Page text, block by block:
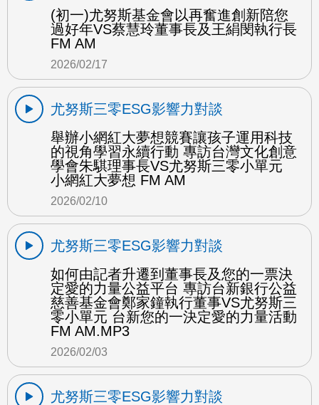
(初一)尤努斯基金會以再奮進創新陪您
過好年VS蔡慧玲董事長及王絹閔執行長
FM AM
2026/02/17
尤努斯三零ESG影響力對談
舉辦小網紅大夢想競賽讓孩子運用科技
的視角學習永續行動 專訪台灣文化創意
學會朱騏理事長VS尤努斯三零小單元
小網紅大夢想 FM AM
2026/02/10
尤努斯三零ESG影響力對談
如何由記者升遷到董事長及您的一票決
定愛的力量公益平台 專訪台新銀行公益
慈善基金會鄭家鐘執行董事VS尤努斯三
零小單元 台新您的一決定愛的力量活動
FM AM.MP3
2026/02/03
尤努斯三零ESG影響力對談